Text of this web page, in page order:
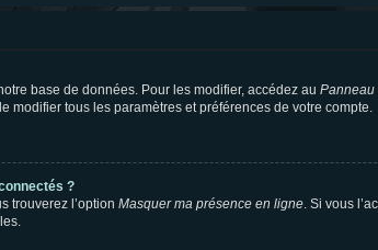
base de données. Pour les modifier, accédez au Panneau
modifier tous les paramètres et préférences de votre compte.
?
trouverez l’option Masquer ma présence en ligne. Si vous